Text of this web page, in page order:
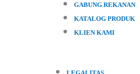
GABUNG REKANAN
KATALOG PRODUK
KLIEN KAMI